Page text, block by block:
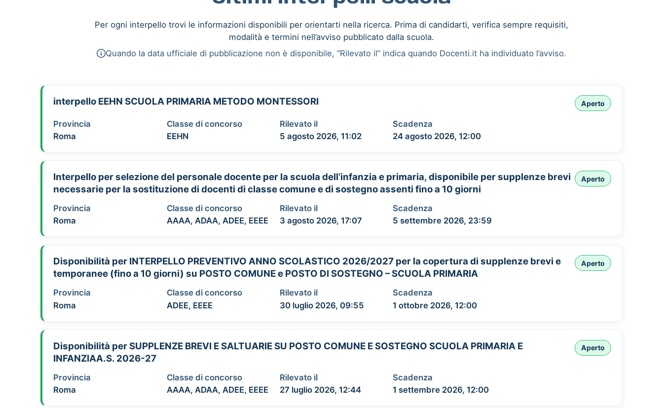
Per ogni interpello trovi le informazioni disponibili per orientarti nella ricerca. Prima di candidarti, verifica sempre requisiti,
modalità e termini nell’avviso pubblicato dalla scuola.
Quando la data ufficiale di pubblicazione non è disponibile, “Rilevato il” indica quando Docenti.it ha individuato l’avviso.
interpello EEHN SCUOLA PRIMARIA METODO MONTESSORI Aperto
Provincia
Roma
Classe di concorso
EEHN
Rilevato il
5 agosto 2026, 11:02
Scadenza
24 agosto 2026, 12:00
Interpello per selezione del personale docente per la scuola dell’infanzia e primaria, disponibile per supplenze brevi
necessarie per la sostituzione di docenti di classe comune e di sostegno assenti fino a 10 giorni
Aperto
Provincia
Roma
Classe di concorso
AAAA, ADAA, ADEE, EEEE
Rilevato il
3 agosto 2026, 17:07
Scadenza
5 settembre 2026, 23:59
Disponibilità per INTERPELLO PREVENTIVO ANNO SCOLASTICO 2026/2027 per la copertura di supplenze brevi e
temporanee (fino a 10 giorni) su POSTO COMUNE e POSTO DI SOSTEGNO – SCUOLA PRIMARIA
Aperto
Provincia
Roma
Classe di concorso
ADEE, EEEE
Rilevato il
30 luglio 2026, 09:55
Scadenza
1 ottobre 2026, 12:00
Disponibilità per SUPPLENZE BREVI E SALTUARIE SU POSTO COMUNE E SOSTEGNO SCUOLA PRIMARIA E
INFANZIAA.S. 2026-27
Aperto
Provincia
Roma
Classe di concorso
AAAA, ADAA, ADEE, EEEE
Rilevato il
27 luglio 2026, 12:44
Scadenza
1 settembre 2026, 12:00